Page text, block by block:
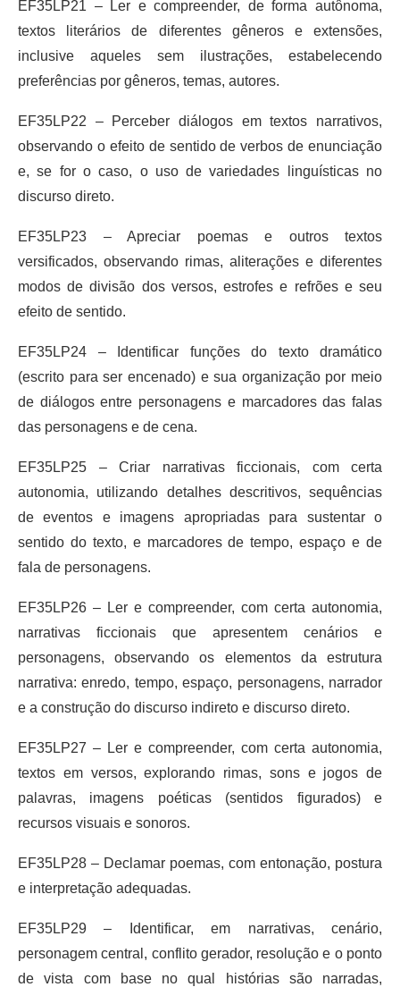
EF35LP21 – Ler e compreender, de forma autônoma,
textos literários de diferentes gêneros e extensões,
inclusive aqueles sem ilustrações, estabelecendo
preferências por gêneros, temas, autores.
EF35LP22 – Perceber diálogos em textos narrativos,
observando o efeito de sentido de verbos de enunciação
e, se for o caso, o uso de variedades linguísticas no
discurso direto.
EF35LP23 – Apreciar poemas e outros textos
versificados, observando rimas, aliterações e diferentes
modos de divisão dos versos, estrofes e refrões e seu
efeito de sentido.
EF35LP24 – Identificar funções do texto dramático
(escrito para ser encenado) e sua organização por meio
de diálogos entre personagens e marcadores das falas
das personagens e de cena.
EF35LP25 – Criar narrativas ficcionais, com certa
autonomia, utilizando detalhes descritivos, sequências
de eventos e imagens apropriadas para sustentar o
sentido do texto, e marcadores de tempo, espaço e de
fala de personagens.
EF35LP26 – Ler e compreender, com certa autonomia,
narrativas ficcionais que apresentem cenários e
personagens, observando os elementos da estrutura
narrativa: enredo, tempo, espaço, personagens, narrador
e a construção do discurso indireto e discurso direto.
EF35LP27 – Ler e compreender, com certa autonomia,
textos em versos, explorando rimas, sons e jogos de
palavras, imagens poéticas (sentidos figurados) e
recursos visuais e sonoros.
EF35LP28 – Declamar poemas, com entonação, postura
e interpretação adequadas.
EF35LP29 – Identificar, em narrativas, cenário,
personagem central, conflito gerador, resolução e o ponto
de vista com base no qual histórias são narradas,